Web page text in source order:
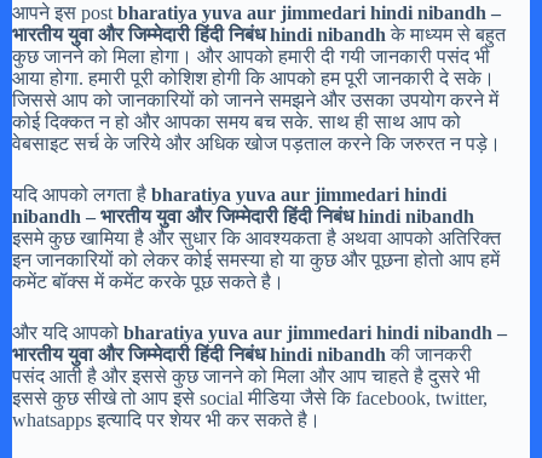
आपने इस post bharatiya yuva aur jimmedari hindi nibandh –
भारतीय युवा और जिम्मेदारी हिंदी निबंध hindi nibandh के माध्यम से बहुत
कुछ जानने को मिला होगा। और आपको हमारी दी गयी जानकारी पसंद भी
आया होगा. हमारी पूरी कोशिश होगी कि आपको हम पूरी जानकारी दे सके।
जिससे आप को जानकारियों को जानने समझने और उसका उपयोग करने में
कोई दिक्कत न हो और आपका समय बच सके. साथ ही साथ आप को
वेबसाइट सर्च के जरिये और अधिक खोज पड़ताल करने कि जरुरत न पड़े।
यदि आपको लगता है bharatiya yuva aur jimmedari hindi
nibandh – भारतीय युवा और जिम्मेदारी हिंदी निबंध hindi nibandh
इसमे कुछ खामिया है और सुधार कि आवश्यकता है अथवा आपको अतिरिक्त
इन जानकारियों को लेकर कोई समस्या हो या कुछ और पूछना होतो आप हमें
कमेंट बॉक्स में कमेंट करके पूछ सकते है।
और यदि आपको bharatiya yuva aur jimmedari hindi nibandh –
भारतीय युवा और जिम्मेदारी हिंदी निबंध hindi nibandh की जानकरी
पसंद आती है और इससे कुछ जानने को मिला और आप चाहते है दुसरे भी
इससे कुछ सीखे तो आप इसे social मीडिया जैसे कि facebook, twitter,
whatsapps इत्यादि पर शेयर भी कर सकते है।